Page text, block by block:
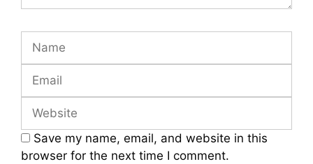
Name
Email
Website
Save my name, email, and website in this
browser for the next time I comment.